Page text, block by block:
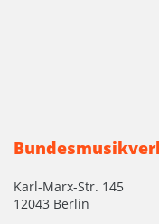
Karl-Marx-Str. 145
12043 Berlin